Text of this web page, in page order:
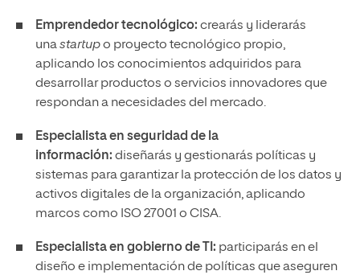
Emprendedor tecnológico: crearás y liderarás
unastartupo proyecto tecnológico propio,
aplicando los conocimientos adquiridos para
desarrollar productos o servicios innovadores que
respondan a necesidades del mercado.
Especialista en seguridad de la
información: diseñarás y gestionarás políticas y
sistemas para garantizar la protección de los datos y
activos digitales de la organización, aplicando
marcos como ISO 27001 o CISA.
Especialista en gobierno de TI: participarás en el
diseño e implementación de políticas que aseguren